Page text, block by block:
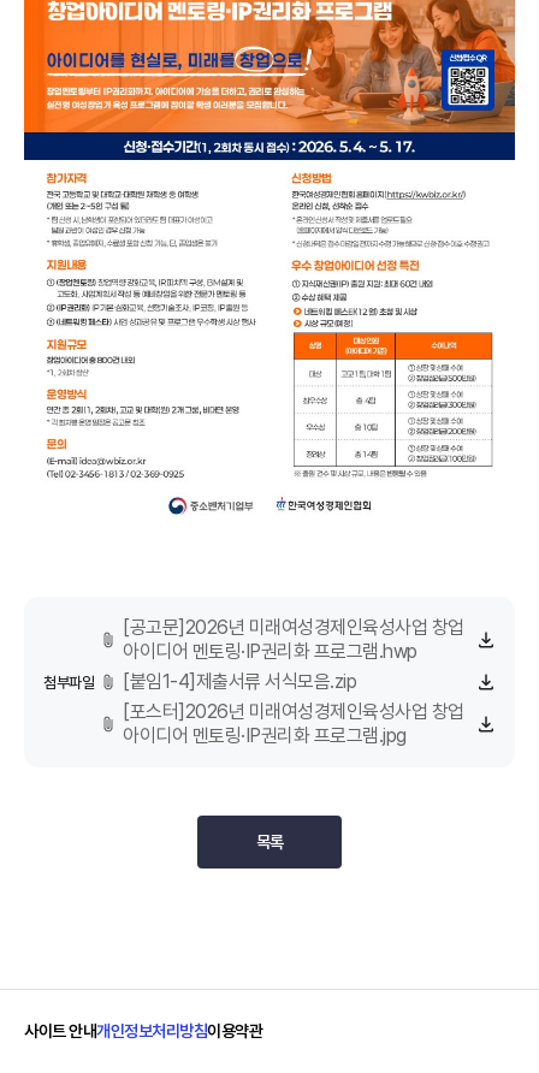
첨부파일
[공고문]2026년 미래여성경제인육성사업 창업
아이디어 멘토링·IP권리화 프로그램.hwp
[붙임1-4]제출서류 서식모음.zip
[포스터]2026년 미래여성경제인육성사업 창업
아이디어 멘토링·IP권리화 프로그램.jpg
목록
사이트 안내개인정보처리방침이용약관